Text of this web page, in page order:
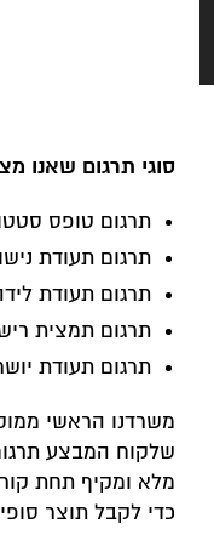
סוגי תרגום שאנו
תרגום טופס
תרגום תעודת
תרגום תעודת
תרגום תמצית
תרגום תעודת
משרדנו הראשי
שלקוח המבצע
מלא ומקיף תחת
כדי לקבל תוצר